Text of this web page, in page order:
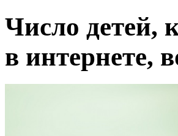
Число детей,
в интернете,